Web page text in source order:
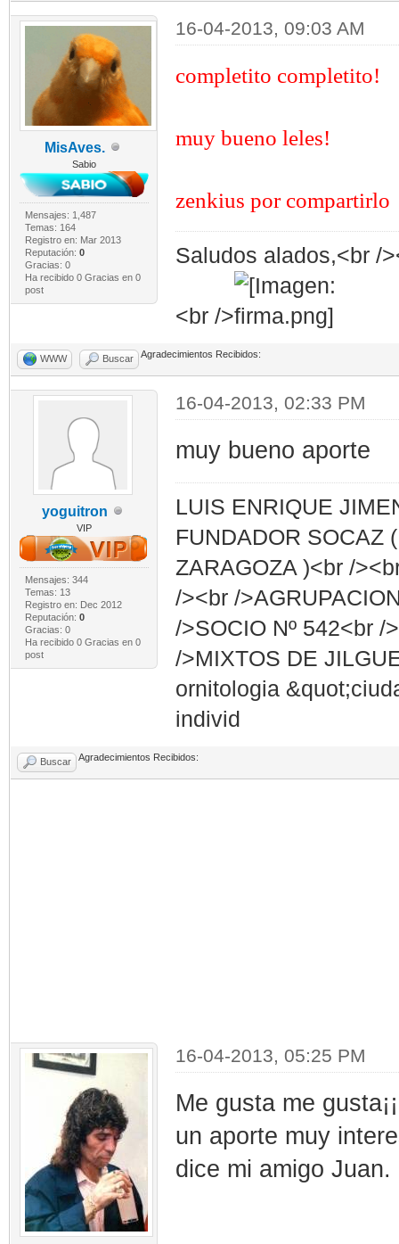
MisAves.
Sabio
Mensajes: 1,487
Temas: 164
Registro en: Mar 2013
Reputación: 0
Gracias: 0
Ha recibido 0 Gracias en 0
post
16-04-2013, 09:03 AM
completito completito!
muy bueno leles!
zenkius por compartirlo
Saludos alados,<br /
<br />
WWW Buscar Agradecimientos Recibidos:
yoguitron
VIP
Mensajes: 344
Temas: 13
Registro en: Dec 2012
Reputación: 0
Gracias: 0
Ha recibido 0 Gracias en 0
post
16-04-2013, 02:33 PM
muy bueno aporte
LUIS ENRIQUE
FUNDADOR SOCAZ
ZARAGOZA )<br /
/><br /
/>SOCIO Nº 542<br /
/>MIXTOS DE
ornitologia
individ
Buscar Agradecimientos Recibidos:
16-04-2013, 05:25 PM
Me gusta me
un aporte muy
dice mi amigo Juan.